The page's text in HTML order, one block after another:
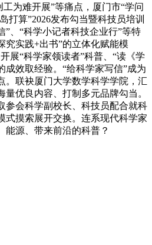
工为难开展”等痛点，厦门市“学问
打算”2026发布勾当暨科技员培训
”、“科学小记者科技企业行”等特
究实践+出书”的立体化赋能模
展“科学家领读者”科普、“读《学
成效取经验。“给科学家写信”成为
。联袂厦门大学数学科学学院，汇
优良内容、打制多元品牌勾当。
参会科学副校长、科技员配合就科
式摸索展开交换。连系现代科学家
能源、带来前沿的科普？